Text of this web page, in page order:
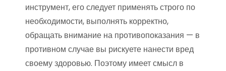
инструмент, его следует применять строго по
необходимости, выполнять корректно,
обращать внимание на противопоказания — в
противном случае вы рискуете нанести вред
своему здоровью. Поэтому имеет смысл в